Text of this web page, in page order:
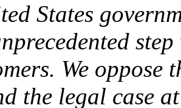
States
We
the legal case